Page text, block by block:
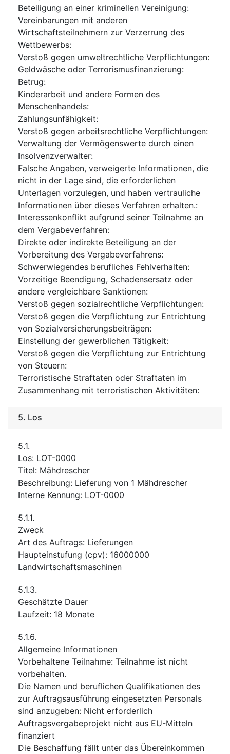
Beteiligung an einer kriminellen Vereinigung:
Vereinbarungen mit anderen
Wirtschaftsteilnehmern zur Verzerrung des
Wettbewerbs:
Verstoß gegen umweltrechtliche Verpflichtungen:
Geldwäsche oder Terrorismusfinanzierung:
Betrug:
Kinderarbeit und andere Formen des
Menschenhandels:
Zahlungsunfähigkeit:
Verstoß gegen arbeitsrechtliche Verpflichtungen:
Verwaltung der Vermögenswerte durch einen
Insolvenzverwalter:
Falsche Angaben, verweigerte Informationen, die
nicht in der Lage sind, die erforderlichen
Unterlagen vorzulegen, und haben vertrauliche
Informationen über dieses Verfahren erhalten.:
Interessenkonflikt aufgrund seiner Teilnahme an
dem Vergabeverfahren:
Direkte oder indirekte Beteiligung an der
Vorbereitung des Vergabeverfahrens:
Schwerwiegendes berufliches Fehlverhalten:
Vorzeitige Beendigung, Schadensersatz oder
andere vergleichbare Sanktionen:
Verstoß gegen sozialrechtliche Verpflichtungen:
Verstoß gegen die Verpflichtung zur Entrichtung
von Sozialversicherungsbeiträgen:
Einstellung der gewerblichen Tätigkeit:
Verstoß gegen die Verpflichtung zur Entrichtung
von Steuern:
Terroristische Straftaten oder Straftaten im
Zusammenhang mit terroristischen Aktivitäten:
5. Los
5.1.
Los: LOT-0000
Titel: Mähdrescher
Beschreibung: Lieferung von 1 Mähdrescher
Interne Kennung: LOT-0000
5.1.1.
Zweck
Art des Auftrags: Lieferungen
Haupteinstufung (cpv): 16000000
Landwirtschaftsmaschinen
5.1.3.
Geschätzte Dauer
Laufzeit: 18 Monate
5.1.6.
Allgemeine Informationen
Vorbehaltene Teilnahme: Teilnahme ist nicht
vorbehalten.
Die Namen und beruflichen Qualifikationen des
zur Auftragsausführung eingesetzten Personals
sind anzugeben: Nicht erforderlich
Auftragsvergabeprojekt nicht aus EU-Mitteln
finanziert
Die Beschaffung fällt unter das Übereinkommen